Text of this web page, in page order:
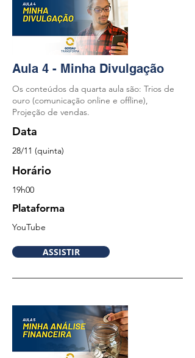
Aula 4 - Minha Divulgação
Os conteúdos da quarta aula são: Trios de
ouro (comunicação online e offline),
Projeção de vendas.
Data
28/11 (quinta)
Horário
19h00
Plataforma
YouTube
ASSISTIR